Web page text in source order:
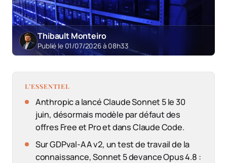
Thibault Monteiro
Publié le 01/07/2026 à 08h33
L’ESSENTIEL
Anthropic a lancé Claude Sonnet 5 le 30
juin, désormais modèle par défaut des
offres Free et Pro et dans Claude Code.
Sur GDPval-AA v2, un test de travail de la
connaissance, Sonnet 5 devance Opus 4.8 :